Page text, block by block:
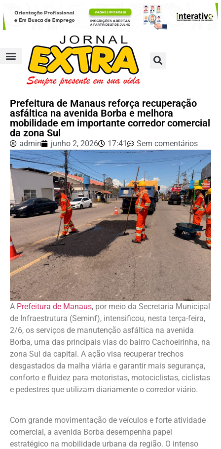
Prefeitura de Manaus reforça recuperação
asfáltica na avenida Borba e melhora
mobilidade em importante corredor comercial
da zona Sul
admin junho 2, 2026 17:41 Sem comentários
A Prefeitura de Manaus, por meio da Secretaria Municipal
de Infraestrutura (Seminf), intensificou, nesta terça-feira,
2/6, os serviços de manutenção asfáltica na avenida
Borba, uma das principais vias do bairro Cachoeirinha, na
zona Sul da capital. A ação visa recuperar trechos
desgastados da malha viária e garantir mais segurança,
conforto e fluidez para motoristas, motociclistas, ciclistas
e pedestres que utilizam diariamente o corredor viário.
Com grande movimentação de veículos e forte atividade
comercial, a avenida Borba desempenha papel
estratégico na mobilidade urbana da região. O intenso